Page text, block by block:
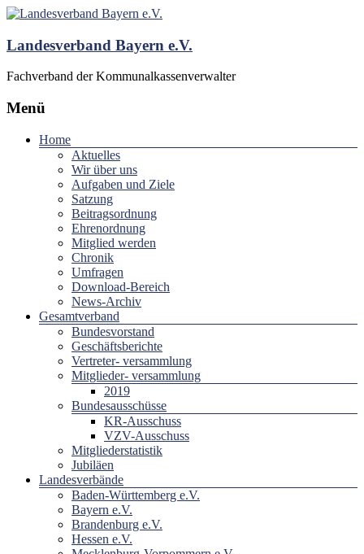
Landesverband Bayern e.V.
Fachverband der Kommunalkassenverwalter
Menü
Home
Aktuelles
Wir über uns
Aufgaben und Ziele
Satzung
Beitragsordnung
Ehrenordnung
Mitglied werden
Chronik
Umfragen
Download-Bereich
News-Archiv
Gesamtverband
Bundesvorstand
Geschäftsberichte
Vertreter- versammlung
Mitglieder- versammlung
2019
Bundesausschüsse
KR-Ausschuss
VZV-Ausschuss
Mitgliederstatistik
Jubiläen
Landesverbände
Baden-Württemberg e.V.
Bayern e.V.
Brandenburg e.V.
Hessen e.V.